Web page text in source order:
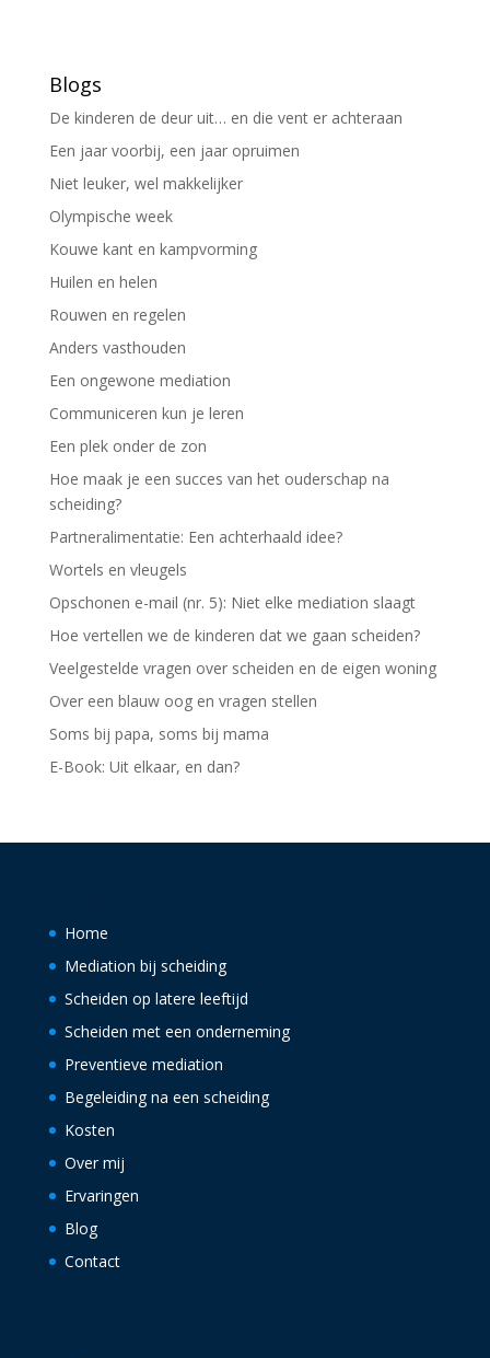
Blogs
De kinderen de deur uit… en die vent er achteraan
Een jaar voorbij, een jaar opruimen
Niet leuker, wel makkelijker
Olympische week
Kouwe kant en kampvorming
Huilen en helen
Rouwen en regelen
Anders vasthouden
Een ongewone mediation
Communiceren kun je leren
Een plek onder de zon
Hoe maak je een succes van het ouderschap na
scheiding?
Partneralimentatie: Een achterhaald idee?
Wortels en vleugels
Opschonen e-mail (nr. 5): Niet elke mediation slaagt
Hoe vertellen we de kinderen dat we gaan scheiden?
Veelgestelde vragen over scheiden en de eigen woning
Over een blauw oog en vragen stellen
Soms bij papa, soms bij mama
E-Book: Uit elkaar, en dan?
Home
Mediation bij scheiding
Scheiden op latere leeftijd
Scheiden met een onderneming
Preventieve mediation
Begeleiding na een scheiding
Kosten
Over mij
Ervaringen
Blog
Contact